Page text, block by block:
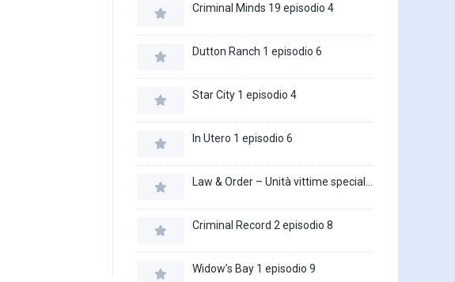
Criminal Minds 19 episodio 4
Dutton Ranch 1 episodio 6
Star City 1 episodio 4
In Utero 1 episodio 6
Criminal Record 2 episodio 8
Widow’s Bay 1 episodio 9